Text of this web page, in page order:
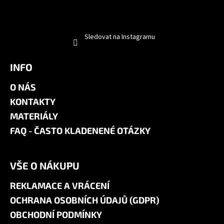
Sledovat na Instagramu
INFO
O NÁS
KONTAKTY
MATERIÁLY
FAQ - ČASTO KLADENENÉ OTÁZKY
VŠE O NÁKUPU
REKLAMACE A VRÁCENÍ
OCHRANA OSOBNÍCH ÚDAJŮ (GDPR)
OBCHODNÍ PODMÍNKY